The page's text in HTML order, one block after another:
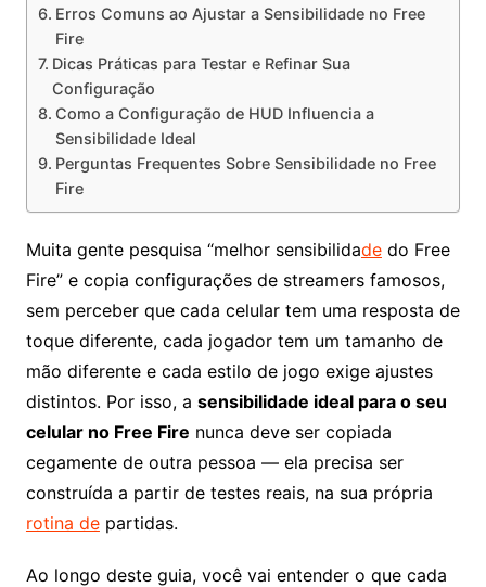
Erros Comuns ao Ajustar a Sensibilidade no Free
Fire
Dicas Práticas para Testar e Refinar Sua
Configuração
Como a Configuração de HUD Influencia a
Sensibilidade Ideal
Perguntas Frequentes Sobre Sensibilidade no Free
Fire
Muita gente pesquisa “melhor sensibilidadedo Free
Fire” e copia configurações de streamers famosos,
sem perceber que cada celular tem uma resposta de
toque diferente, cada jogador tem um tamanho de
mão diferente e cada estilo de jogo exige ajustes
distintos. Por isso, a sensibilidade ideal para o seu
celular no Free Fire nunca deve ser copiada
cegamente de outra pessoa — ela precisa ser
construída a partir de testes reais, na sua própria
rotina departidas.
Ao longo deste guia, você vai entender o que cada